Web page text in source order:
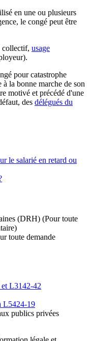
en une ou plusieurs
le congé peut être
collectif, usage
pour catastrophe
la bonne marche de son
motivé et précédé d'une
des délégués du
le salarié en retard ou
(DRH) (Pour toute
toute demande
L3142-42
L5424-19
publics privées